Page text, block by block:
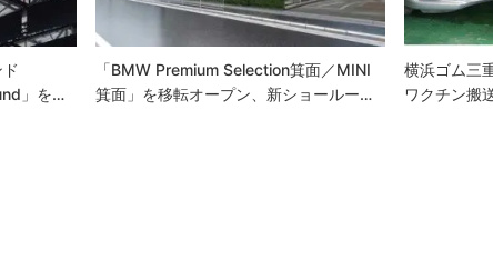
」を…
「BMW Premium Selection箕面／MINI
箕面」を移転オープン、新ショールー…
横浜ゴム三
ワクチン搬